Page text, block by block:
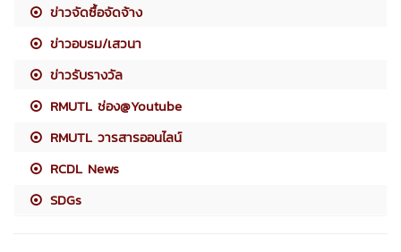
ข่าวจัดซื้อจัดจ้าง
ข่าวอบรม/เสวนา
ข่าวรับรางวัล
RMUTL ช่อง@Youtube
RMUTL วารสารออนไลน์
RCDL News
SDGs